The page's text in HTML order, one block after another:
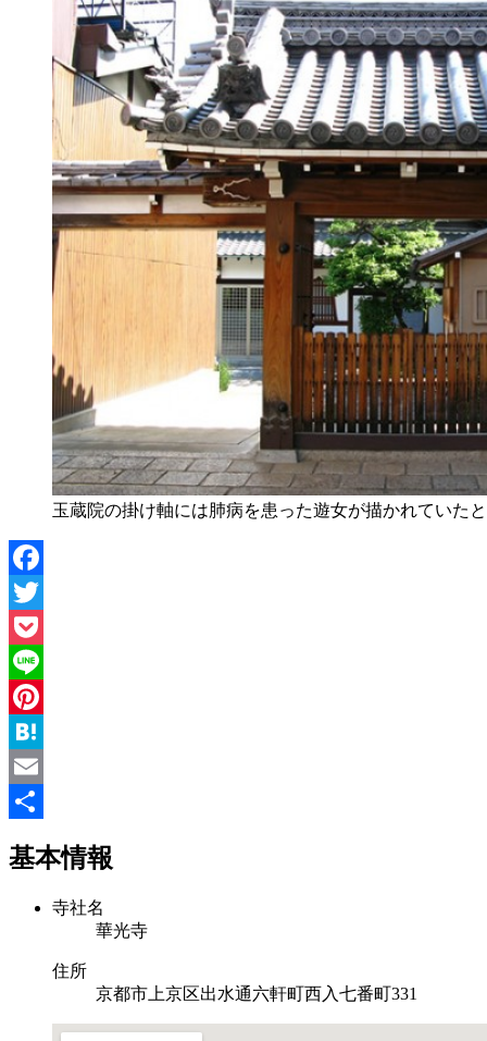
玉蔵院の掛け軸には肺病を患った遊女が描かれていた
Facebook
Twitter
Pocket
Line
Pinterest
Hatena
Email
有
基本情報
寺社名
華光寺
住所
京都市上京区出水通六軒町西入七番町331